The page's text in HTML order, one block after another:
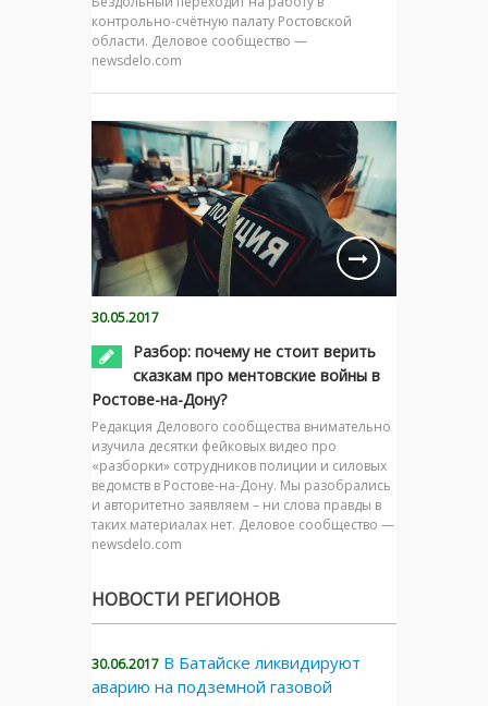
контрольно-счётную палату Ростовской
области. Деловое сообщество —
newsdelo.com
30.05.2017
Разбор: почему не стоит верить
сказкам про ментовские войны в
Ростове-на-Дону?
Редакция Делового сообщества внимательно
изучила десятки фейковых видео про
«разборки» сотрудников полиции и силовых
ведомств в Ростове-на-Дону. Мы разобрались
и авторитетно заявляем – ни слова правды в
таких материалах нет. Деловое сообщество —
newsdelo.com
НОВОСТИ РЕГИОНОВ
30.06.2017 В Батайске ликвидируют
аварию на подземной газовой